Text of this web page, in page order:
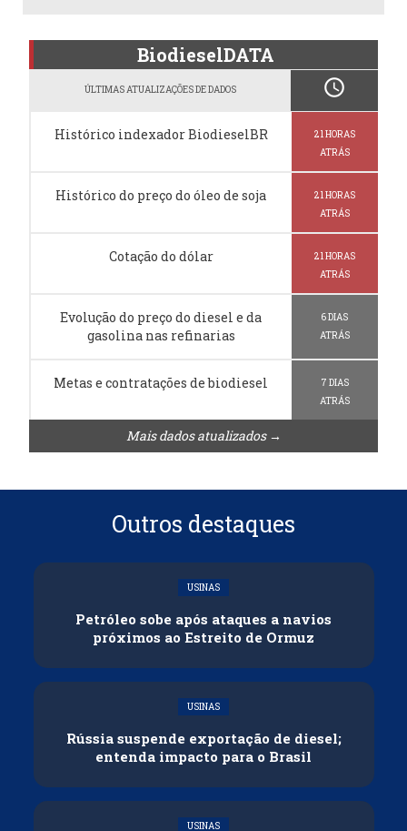
BiodieselDATA
ÚLTIMAS ATUALIZAÇÕES DE DADOS schedule
Histórico indexador BiodieselBR
21 HORAS
ATRÁS
Histórico do preço do óleo de soja
21 HORAS
ATRÁS
Cotação do dólar
21 HORAS
ATRÁS
Evolução do preço do diesel e da
gasolina nas refinarias
6 DIAS
ATRÁS
Metas e contratações de biodiesel
7 DIAS
ATRÁS
Mais dados atualizados →
Outros destaques
USINAS
Petróleo sobe após ataques a navios
próximos ao Estreito de Ormuz
USINAS
Rússia suspende exportação de diesel;
entenda impacto para o Brasil
USINAS